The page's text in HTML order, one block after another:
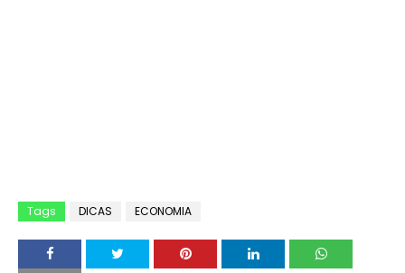
Tags DICAS ECONOMIA